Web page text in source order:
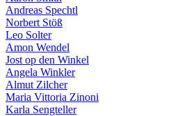
Andreas Spechtl
Norbert Stöß
Leo Solter
Amon Wendel
Jost op den Winkel
Angela Winkler
Almut Zilcher
Maria Vittoria Zinoni
Karla Sengteller